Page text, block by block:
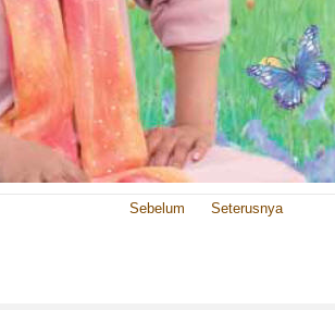
Sebelum Seterusnya